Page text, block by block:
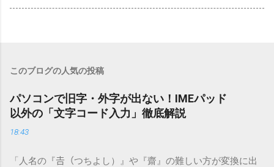
このブログの人気の投稿
パソコンで旧字・外字が出ない！IMEパッド
以外の「文字コード入力」徹底解説
18:43
「人名の『𠮷（つちよし）』や『齋』の難しい方が変換に出